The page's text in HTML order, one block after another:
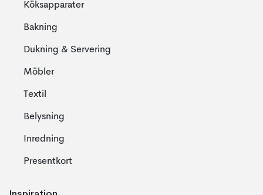
Köksapparater
Bakning
Dukning & Servering
Möbler
Textil
Belysning
Inredning
Presentkort